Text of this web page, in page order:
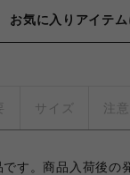
お気に入りアイテム
サイズ 注
す。商品入荷後の